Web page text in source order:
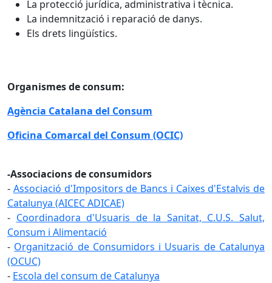
La protecció jurídica, administrativa i tècnica.
La indemnització i reparació de danys.
Els drets lingüístics.
Organismes de consum:
Agència Catalana del Consum
Oficina Comarcal del Consum (OCIC)
-Associacions de consumidors
- Associació d'Impositors de Bancs i Caixes d'Estalvis de
Catalunya (AICEC ADICAE)
- Coordinadora d'Usuaris de la Sanitat, C.U.S. Salut,
Consum i Alimentació
- Organització de Consumidors i Usuaris de Catalunya
(OCUC)
- Escola del consum de Catalunya